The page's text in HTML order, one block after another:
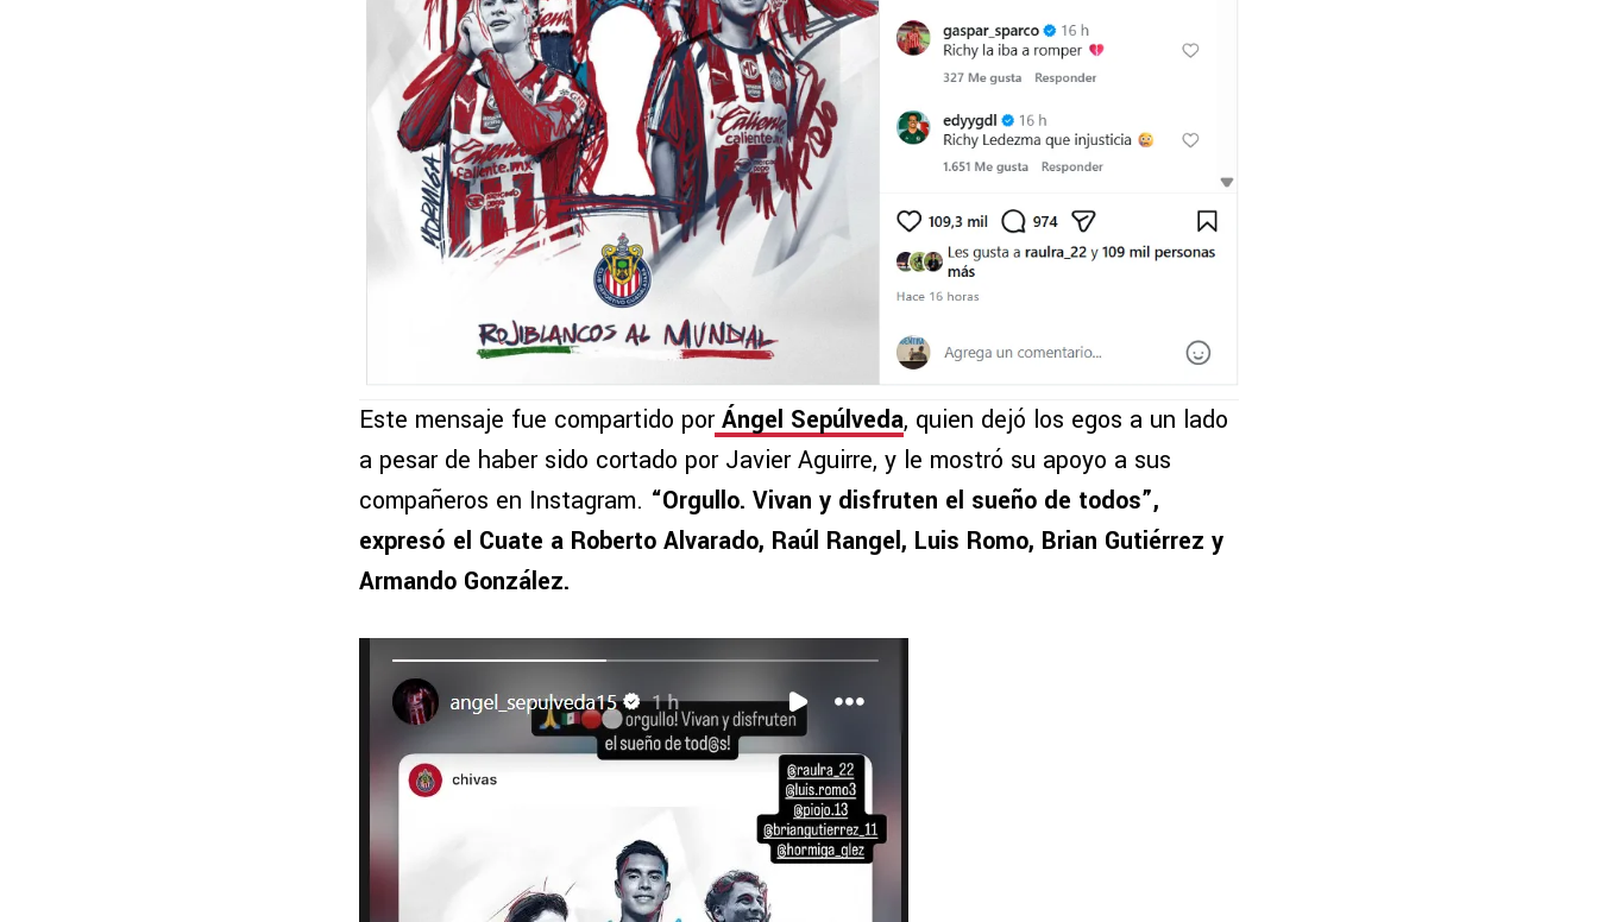
Este mensaje fue compartido por Ángel Sepúlveda, quien dejó los egos a un lado
a pesar de haber sido cortado por Javier Aguirre, y le mostró su apoyo a sus
compañeros en Instagram. “Orgullo. Vivan y disfruten el sueño de todos”,
expresó el Cuate a Roberto Alvarado, Raúl Rangel, Luis Romo, Brian Gutiérrez y
Armando González.